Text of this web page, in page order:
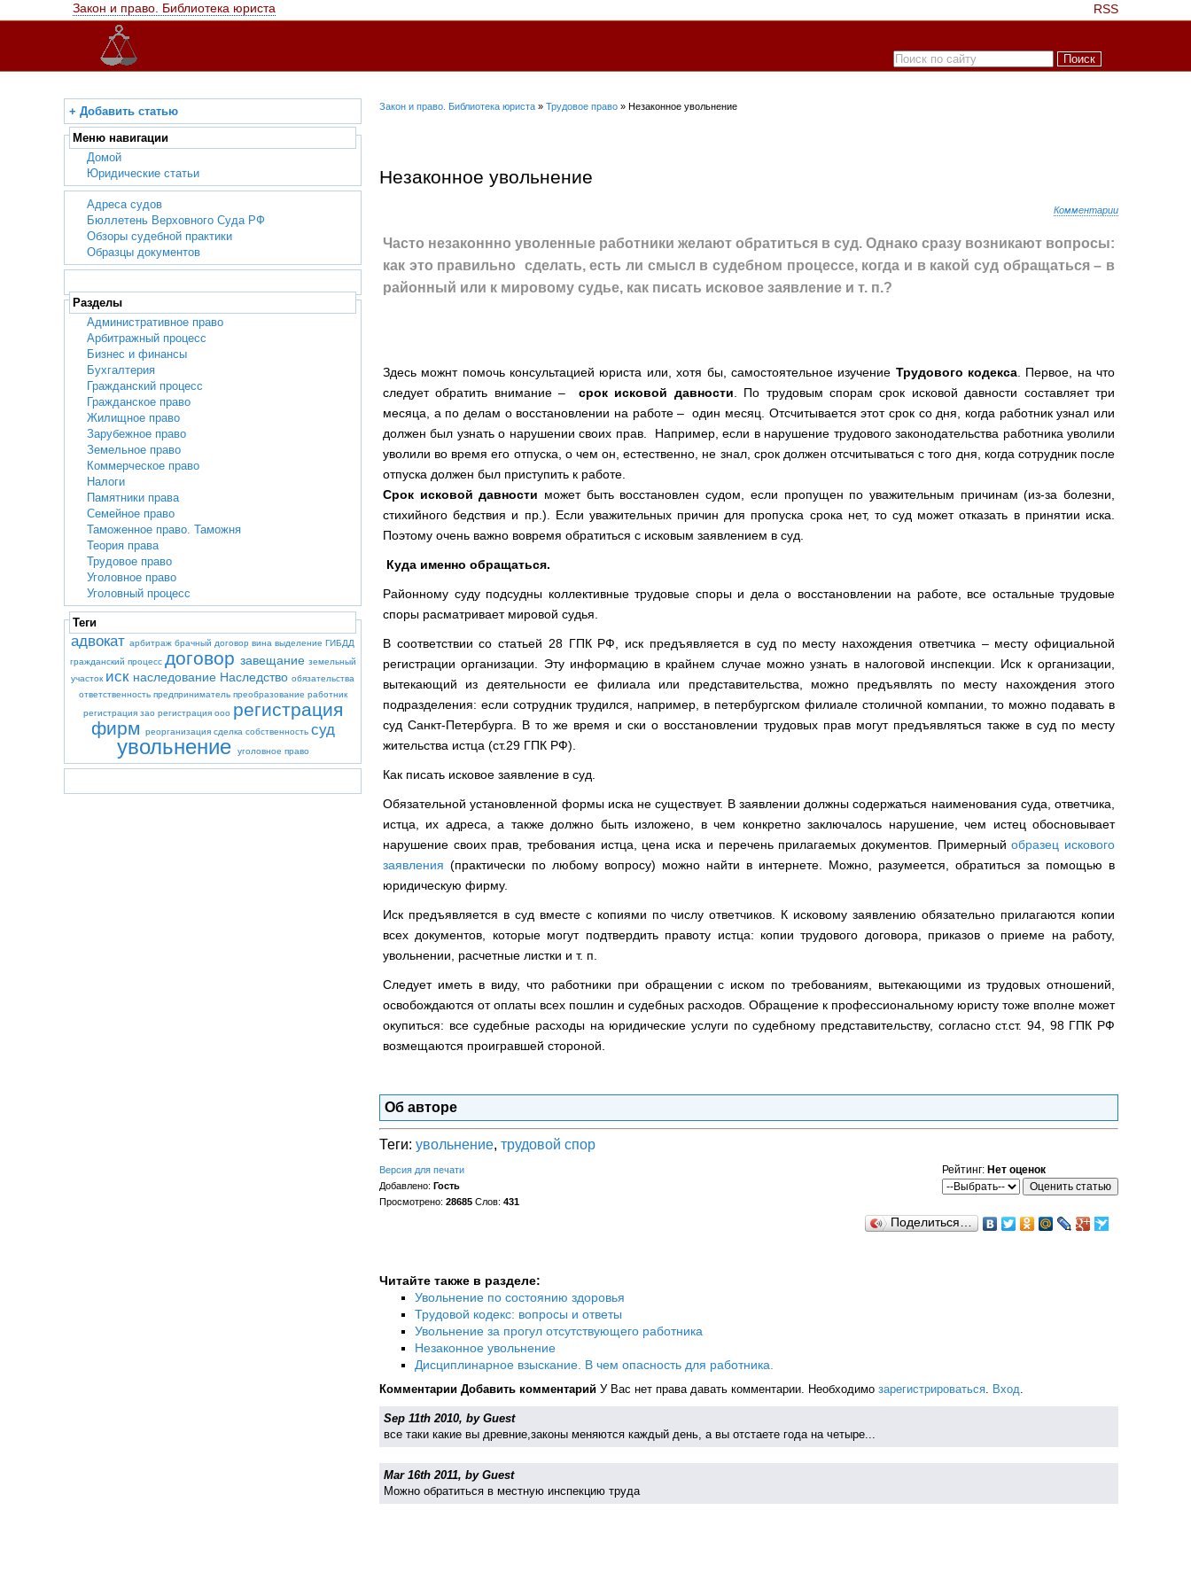
Закон и право. Библиотека юриста RSS
+ Добавить статью
Меню навигации
Домой
Юридические статьи
Адреса судов
Бюллетень Верховного Суда РФ
Обзоры судебной практики
Образцы документов
Разделы
Административное право
Арбитражный процесс
Бизнес и финансы
Бухгалтерия
Гражданский процесс
Гражданское право
Жилищное право
Зарубежное право
Земельное право
Коммерческое право
Налоги
Памятники права
Семейное право
Таможенное право. Таможня
Теория права
Трудовое право
Уголовное право
Уголовный процесс
Теги
адвокат арбитраж брачный договор вина выделение ГИБДД
гражданский процесс договор завещание земельный
участок иск наследование Наследство обязательства
ответственность предприниматель преобразование работник
регистрация зао регистрация ооо регистрация
фирм
реорганизация сделка собственность суд
увольнение уголовное право
Закон и право. Библиотека юриста » Трудовое право » Незаконное увольнение
Незаконное увольнение
Комментарии
Часто незаконнно уволенные работники желают обратиться в суд. Однако сразу возникают вопросы:
как это правильно сделать, есть ли смысл в судебном процессе, когда и в какой суд обращаться – в
районный или к мировому судье, как писать исковое заявление и т. п.?
Здесь можнт помочь консультацией юриста или, хотя бы, самостоятельное изучение Трудового кодекса. Первое, на что
следует обратить внимание – срок исковой давности . По трудовым спорам срок исковой давности составляет три
месяца, а по делам о восстановлении на работе – один месяц. Отсчитывается этот срок со дня, когда работник узнал или
должен был узнать о нарушении своих прав. Например, если в нарушение трудового законодательства работника уволили
уволили во время его отпуска, о чем он, естественно, не знал, срок должен отсчитываться с того дня, когда сотрудник после
отпуска должен был приступить к работе.
Срок исковой давности может быть восстановлен судом, если пропущен по уважительным причинам (из-за болезни,
стихийного бедствия и пр.). Если уважительных причин для пропуска срока нет, то суд может отказать в принятии иска.
Поэтому очень важно вовремя обратиться с исковым заявлением в суд.
Куда именно обращаться.
Районному суду подсудны коллективные трудовые споры и дела о восстановлении на работе, все остальные трудовые
споры расматривает мировой судья.
В соответствии со статьей 28 ГПК РФ, иск предъявляется в суд по месту нахождения ответчика – месту официальной
регистрации организации. Эту информацию в крайнем случае можно узнать в налоговой инспекции. Иск к организации,
вытекающий из деятельности ее филиала или представительства, можно предъявлять по месту нахождения этого
подразделения: если сотрудник трудился, например, в петербургском филиале столичной компании, то можно подавать в
суд Санкт-Петербурга. В то же время и ски о восстановлении трудовых прав могут предъявляться также в суд по месту
жительства истца (ст.29 ГПК РФ).
Как писать исковое заявление в суд.
Обязательной установленной формы иска не существует. В заявлении должны содержаться наименования суда, ответчика,
истца, их адреса, а также должно быть изложено, в чем конкретно заключалось нарушение, чем истец обосновывает
нарушение своих прав, требования истца, цена иска и перечень прилагаемых документов. Примерныйобразец искового
заявления (практически по любому вопросу) можно найти в интернете. Можно, разумеется, обратиться за помощью в
юридическую фирму.
Иск предъявляется в суд вместе с копиями по числу ответчиков. К исковому заявлению обязательно прилагаются копии
всех документов, которые могут подтвердить правоту истца: копии трудового договора, приказов о приеме на работу,
увольнении, расчетные листки и т. п.
Следует иметь в виду, что работники при обращении с иском по требованиям, вытекающими из трудовых отношений,
освобождаются от оплаты всех пошлин и судебных расходов. Обращение к профессиональному юристу тоже вполне может
окупиться: все судебные расходы на юридические услуги по судебному представительству, согласно ст.ст. 94, 98 ГПК РФ
возмещаются проигравшей стороной.
Об авторе
Теги: увольнение, трудовой спор
Версия для печати
Добавлено: Гость
Просмотрено: 28685 Слов: 431
Рейтинг: Нет оценок
Поделиться…
Читайте также в разделе:
Увольнение по состоянию здоровья
Трудовой кодекс: вопросы и ответы
Увольнение за прогул отсутствующего работника
Незаконное увольнение
Дисциплинарное взыскание. В чем опасность для работника.
Комментарии Добавить комментарий У Вас нет права давать комментарии. Необходимо зарегистрироваться Вход
Sep 11th 2010, by Guest
все таки какие вы древние,законы меняются каждый день, а вы отстаете года на четыре...
Mar 16th 2011, by Guest
Можно обратиться в местную инспекцию труда